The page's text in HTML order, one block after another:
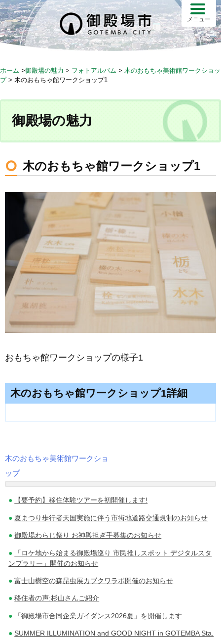
S
k
i
p
c
n
メニュー
ホーム >御殿場の魅力 > フォトアルバム > 木のおもちゃ美術館ワークショッ
プ> 木のおもちゃ館ワークショップ1
御殿場の魅力
木のおもちゃ館ワークショップ1
おもちゃ館ワークショップの様子1
木のおもちゃ館ワークショップ1詳細
稿
ナ
ー
シ
ョ
ン
木のおもちゃ美術館ワークショ
ップ
【要予約】移住体験ツアーを初開催します!
夏まつり歩行者天国実施に伴う市街地道路交通規制のお知らせ
御殿場わらじ祭り お神輿担ぎ手募集のお知らせ
「ロケ地から始まる御殿場巡り 市民推しスポット デジタルスタ
ンプラリー」開催のお知らせ
富士山樹空の森昆虫展カブクワラボ開催のお知らせ
移住者の声:杉山さんご紹介
「御殿場市合同企業ガイダンス2026夏」を開催します
SUMMER ILLUMINATION and GOOD NIGHT in GOTEMBA Sta.